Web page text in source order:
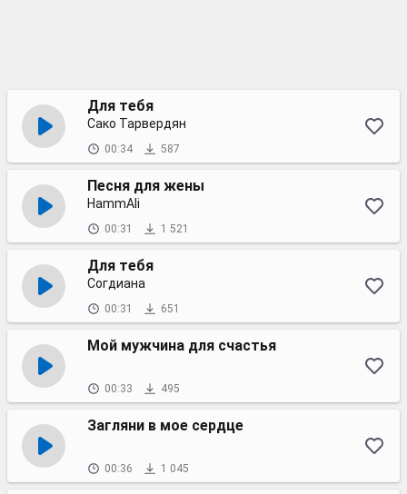
Для тебя
Сако Тарвердян
00:34 587
Песня для жены
HammAli
00:31 1 521
Для тебя
Согдиана
00:31 651
Мой мужчина для счастья
00:33 495
Загляни в мое сердце
00:36 1 045